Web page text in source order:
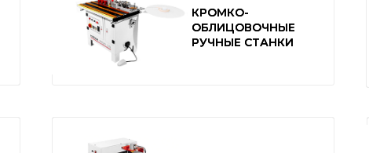
КРОМКО-
ОБЛИЦОВОЧНЫЕ
РУЧНЫЕ СТАНКИ
КРОМКО-
ОБЛИЦОВОЧНЫЕ
РУЧНЫЕ СТАНКИ